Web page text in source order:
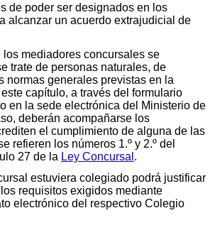
de poder ser designados en los
alcanzar un acuerdo extrajudicial de
mediadores concursales se
trate de personas naturales, de
normas generales previstas en la
capítulo, a través del formulario
en la sede electrónica del Ministerio de
deberán acompañarse los
el cumplimiento de alguna de las
refieren los números 1.º y 2.º del
27 de la Ley Concursal .
estuviera colegiado podrá justificar
requisitos exigidos mediante
electrónico del respectivo Colegio